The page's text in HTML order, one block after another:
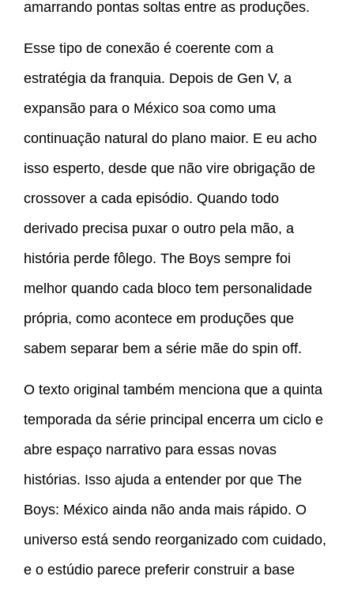
amarrando pontas soltas entre as produções.
Esse tipo de conexão é coerente com a
estratégia da franquia. Depois de Gen V, a
expansão para o México soa como uma
continuação natural do plano maior. E eu acho
isso esperto, desde que não vire obrigação de
crossover a cada episódio. Quando todo
derivado precisa puxar o outro pela mão, a
história perde fôlego. The Boys sempre foi
melhor quando cada bloco tem personalidade
própria, como acontece em produções que
sabem separar bem a série mãe do spin off.
O texto original também menciona que a quinta
temporada da série principal encerra um ciclo e
abre espaço narrativo para essas novas
histórias. Isso ajuda a entender por que The
Boys: México ainda não anda mais rápido. O
universo está sendo reorganizado com cuidado,
e o estúdio parece preferir construir a base